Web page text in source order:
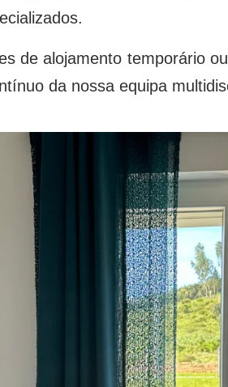
de alojamento temporário
da nossa equipa